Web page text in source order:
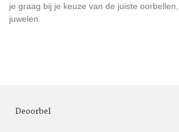
je graag bij je keuze van de juiste
juwelen.
Deoorbel